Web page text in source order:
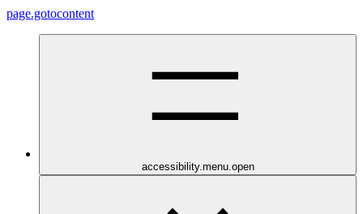
page.gotocontent
accessibility.menu.open